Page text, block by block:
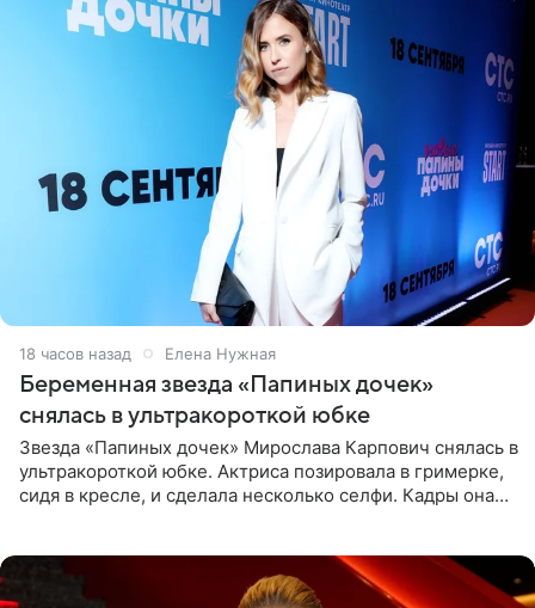
18 часов назад Елена Нужная
Беременная звезда «Папиных дочек»
снялась в ультракороткой юбке
Звезда «Папиных дочек» Мирослава Карпович снялась в
ультракороткой юбке. Актриса позировала в гримерке,
сидя в кресле, и сделала несколько селфи. Кадры она